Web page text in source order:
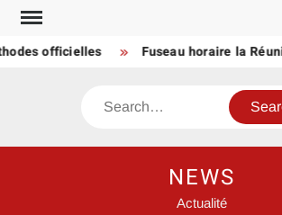
Skip
content
officielles Fuseau horaire la
Search
NEWS
Actualité